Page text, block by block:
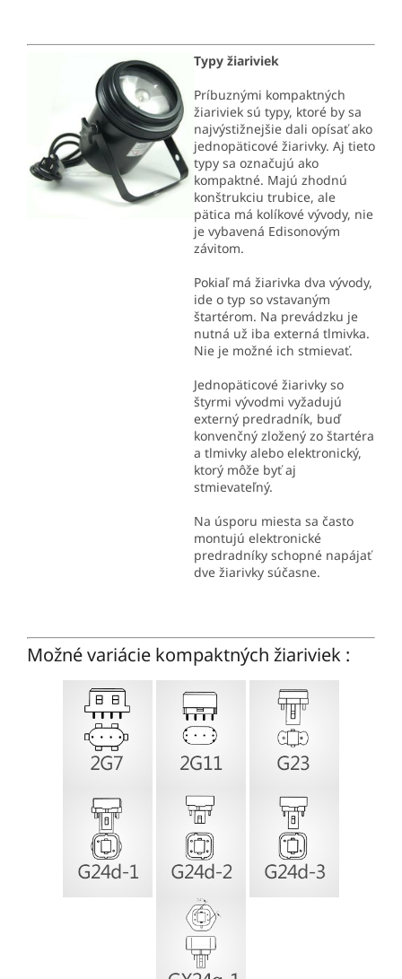
Typy žiariviek
Príbuznými kompaktných
žiariviek sú typy, ktoré by sa
najvýstižnejšie dali opísať ako
jednopäticové žiarivky. Aj tieto
typy sa označujú ako
kompaktné. Majú zhodnú
konštrukciu trubice, ale
pätica má kolíkové vývody, nie
je vybavená Edisonovým
závitom.
Pokiaľ má žiarivka dva vývody,
ide o typ so vstavaným
štartérom. Na prevádzku je
nutná už iba externá tlmivka.
Nie je možné ich stmievať.
Jednopäticové žiarivky so
štyrmi vývodmi vyžadujú
externý predradník, buď
konvenčný zložený zo štartéra
a tlmivky alebo elektronický,
ktorý môže byť aj
stmievateľný.
Na úsporu miesta sa často
montujú elektronické
predradníky schopné napájať
dve žiarivky súčasne.
Možné variácie kompaktných žiariviek :